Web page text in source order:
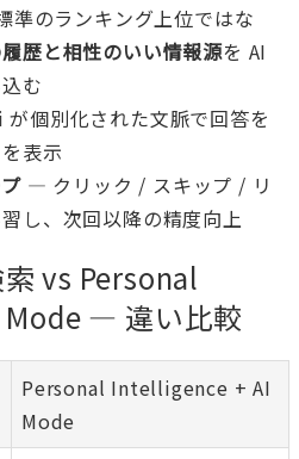
準のランキング上位ではな
歴と相性のいい情報源を AI
む
個別化された文脈で回答を
表示
— クリック / スキップ / リ
し、次回以降の精度向上
vs Personal
— 違い比較
Personal Intelligence + AI
Mode